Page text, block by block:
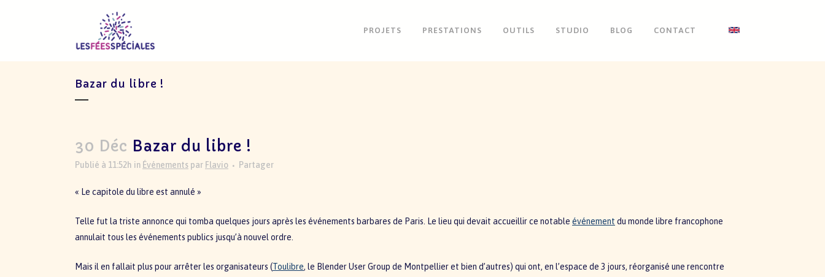
PROJETS PRESTATIONS OUTILS STUDIO BLOG CONTACT
Bazar du libre !
30 Déc Bazar du libre !
Publié à 11:52h in Événements par Flavio Partager
« Le capitole du libre est annulé »
Telle fut la triste annonce qui tomba quelques jours après les événements barbares de Paris. Le lieu qui devait accueillir ce notable événement du monde libre francophone
annulait tous les événements publics jusqu’à nouvel ordre.
Mais il en fallait plus pour arrêter les organisateurs (Toulibre, le Blender User Group de Montpellier et bien d’autres) qui ont, en l’espace de 3 jours, réorganisé une rencontre